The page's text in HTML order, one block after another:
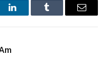
LinkedInTumblr Email